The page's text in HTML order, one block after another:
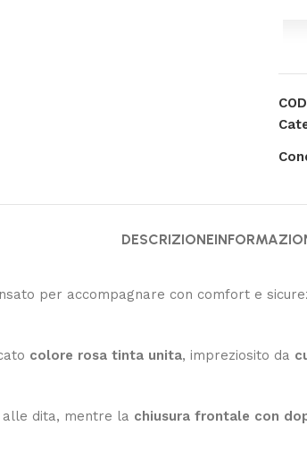
DESCRIZIONE
per accompagnare con comfort e
colore rosa tinta unita, impreziosito da
alle dita, mentre la chiusura frontale con